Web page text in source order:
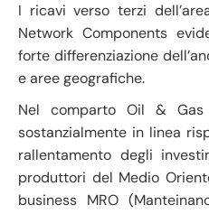
I ricavi verso terzi
Network Components
forte differenziazione
e aree geografiche.
Nel comparto Oil &
sostanzialmente in linea
rallentamento degli
produttori del Medio
business MRO